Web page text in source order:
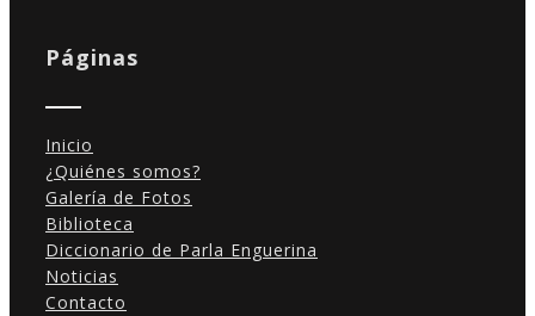
Páginas
Inicio
¿Quiénes somos?
Galería de Fotos
Biblioteca
Diccionario de Parla Enguerina
Noticias
Contacto